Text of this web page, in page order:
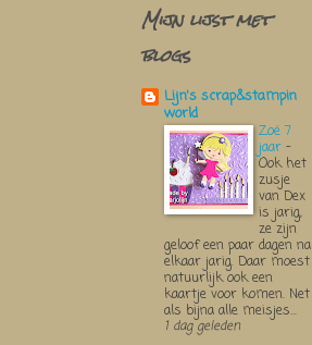
Mijn lijst met
blogs
Lijn's scrap&stampin
world
Zoë 7
jaar -
Ook het
zusje
van Dex
is jarig,
ze zijn
geloof een paar dagen na
elkaar jarig. Daar moest
natuurlijk ook een
kaartje voor komen. Net
als bijna alle meisjes...
1 dag geleden